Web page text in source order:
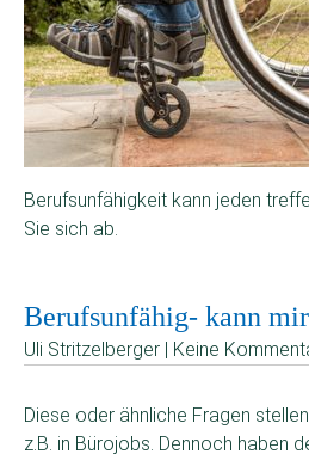
Berufsunfähigkeit kann jeden
Sie sich ab.
Berufsunfähig- kann
Uli Stritzelberger | Keine
Diese oder ähnliche Fragen
z.B. in Bürojobs. Dennoch haben